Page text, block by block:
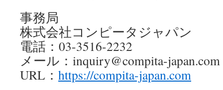
事務局
株式会社コンピータジャパン
電話：03-3516-2232
メール：inquiry@compita-japan.com
URL： https://compita-japan.com